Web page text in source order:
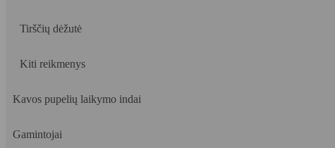
Tirščių dėžutė
Kiti reikmenys
Kavos pupelių laikymo indai
Gamintojai